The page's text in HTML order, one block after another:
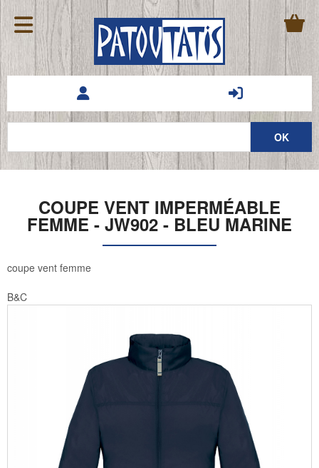
COUPE VENT IMPERMÉABLE
FEMME - JW902 - BLEU MARINE
coupe vent femme
B&C